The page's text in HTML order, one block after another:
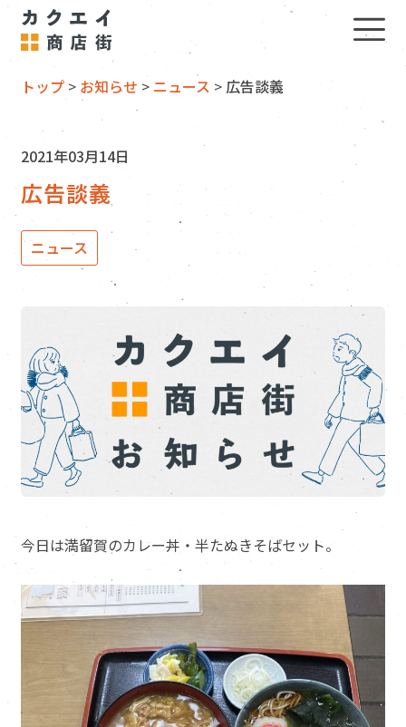
トップ > お知らせ > ニュース > 広告談義
2021年03月14日
広告談義
ニュース
今日は満留賀のカレー丼・半たぬきそばセット。